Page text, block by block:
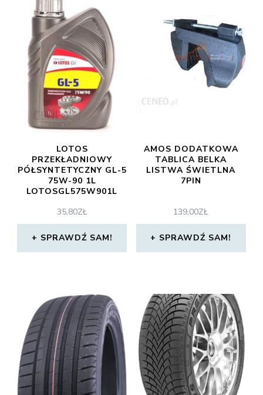
LOTOS
PRZEKŁADNIOWY
PÓŁSYNTETYCZNY GL-5
75W-90 1L
LOTOSGL575W901L
35,80ZŁ
SPRAWDŹ SAM!
AMOS DODATKOWA
TABLICA BELKA
LISTWA ŚWIETLNA
7PIN
139,00ZŁ
SPRAWDŹ SAM!